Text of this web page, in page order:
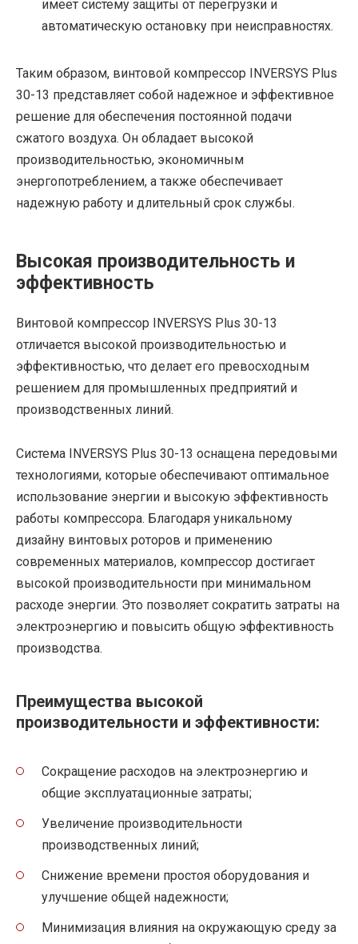
имеет систему защиты от перегрузки и
автоматическую остановку при неисправностях.
Таким образом, винтовой компрессор INVERSYS Plus
30-13 представляет собой надежное и эффективное
решение для обеспечения постоянной подачи
сжатого воздуха. Он обладает высокой
производительностью, экономичным
энергопотреблением, а также обеспечивает
надежную работу и длительный срок службы.
Высокая производительность и
эффективность
Винтовой компрессор INVERSYS Plus 30-13
отличается высокой производительностью и
эффективностью, что делает его превосходным
решением для промышленных предприятий и
производственных линий.
Система INVERSYS Plus 30-13 оснащена передовыми
технологиями, которые обеспечивают оптимальное
использование энергии и высокую эффективность
работы компрессора. Благодаря уникальному
дизайну винтовых роторов и применению
современных материалов, компрессор достигает
высокой производительности при минимальном
расходе энергии. Это позволяет сократить затраты на
электроэнергию и повысить общую эффективность
производства.
Преимущества высокой
производительности и эффективности:
Сокращение расходов на электроэнергию и
общие эксплуатационные затраты;
Увеличение производительности
производственных линий;
Снижение времени простоя оборудования и
улучшение общей надежности;
Минимизация влияния на окружающую среду за